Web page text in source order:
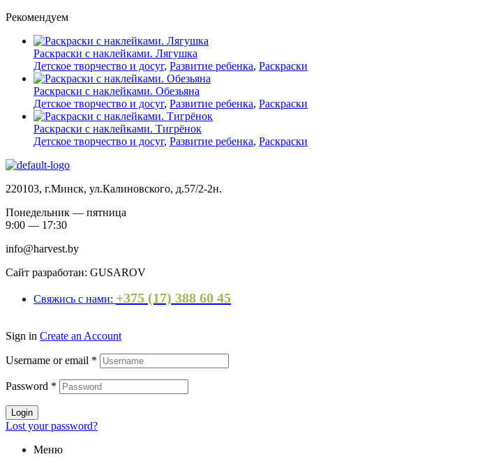
Рекомендуем
Раскраски с наклейками. Лягушка
Детское творчество и досуг, Развитие ребенка, Раскраски
Раскраски с наклейками. Обезьяна
Детское творчество и досуг, Развитие ребенка, Раскраски
Раскраски с наклейками. Тигрёнок
Детское творчество и досуг, Развитие ребенка, Раскраски
220103, г.Минск, ул.Калиновского, д.57/2-2н.
Понедельник — пятница
9:00 — 17:30
info@harvest.by
Сайт разработан: GUSAROV
Свяжись с нами: +375 (17) 388 60 45
Sign in Create an Account
Username or email *
Password *
Login
Lost your password?
Меню